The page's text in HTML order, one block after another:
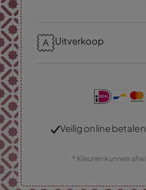
Uitverkoop
Veilig online
* Kleuren kunnen